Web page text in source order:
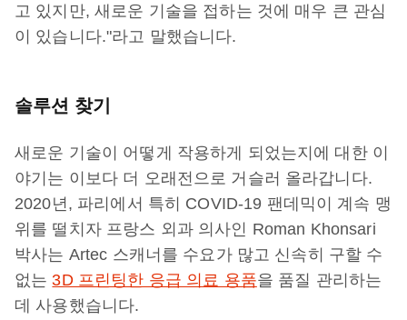
고 있지만, 새로운 기술을 접하는 것에 매우 큰 관심
이 있습니다."라고 말했습니다.
솔루션 찾기
새로운 기술이 어떻게 작용하게 되었는지에 대한 이
야기는 이보다 더 오래전으로 거슬러 올라갑니다.
2020년, 파리에서 특히 COVID-19 팬데믹이 계속 맹
위를 떨치자 프랑스 외과 의사인 Roman Khonsari
박사는 Artec 스캐너를 수요가 많고 신속히 구할 수
없는3D 프린팅한 응급 의료 용품을 품질 관리하는
데 사용했습니다.